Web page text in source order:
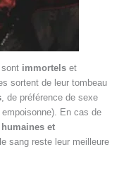
immortels et
sortent de leur tombeau
, de préférence de sexe
En cas de
et
sang reste leur meilleure